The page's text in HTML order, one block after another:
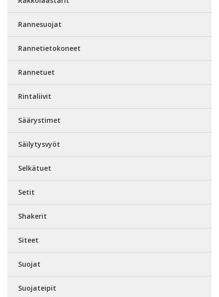
Rannesuojat
Rannetietokoneet
Rannetuet
Rintaliivit
Säärystimet
Säilytysvyöt
Selkätuet
Setit
Shakerit
Siteet
Suojat
Suojateipit